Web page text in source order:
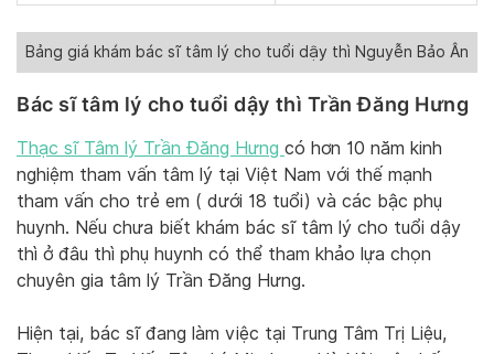
Bảng giá khám bác sĩ tâm lý cho tuổi dậy thì Nguyễn Bảo Ân
Bác sĩ tâm lý cho tuổi dậy thì Trần Đăng Hưng
Thạc sĩ Tâm lý Trần Đăng Hưng có hơn 10 năm kinh
nghiệm tham vấn tâm lý tại Việt Nam với thế mạnh
tham vấn cho trẻ em ( dưới 18 tuổi) và các bậc phụ
huynh. Nếu chưa biết khám bác sĩ tâm lý cho tuổi dậy
thì ở đâu thì phụ huynh có thể tham khảo lựa chọn
chuyên gia tâm lý Trần Đăng Hưng.
Hiện tại, bác sĩ đang làm việc tại Trung Tâm Trị Liệu,